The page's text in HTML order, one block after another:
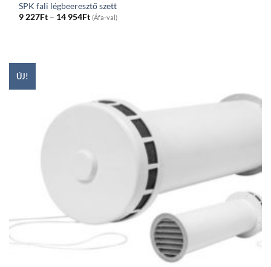
SPK fali légbeeresztő szett
9 227Ft – 14 954FtPrice
range:
(Áfa-val)
ÚJ!